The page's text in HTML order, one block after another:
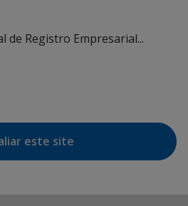
de Registro Empresarial...
este site